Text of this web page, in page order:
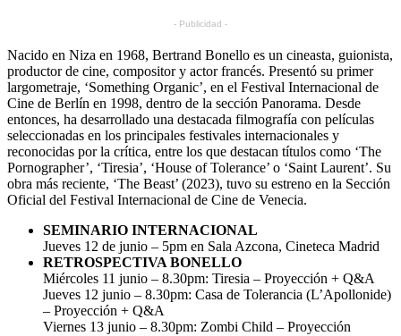
- Publicidad -
Nacido en Niza en 1968, Bertrand Bonello es un cineasta, guionista,
productor de cine, compositor y actor francés. Presentó su primer
largometraje, ‘Something Organic’, en el Festival Internacional de
Cine de Berlín en 1998, dentro de la sección Panorama. Desde
entonces, ha desarrollado una destacada filmografía con películas
seleccionadas en los principales festivales internacionales y
reconocidas por la crítica, entre los que destacan títulos como ‘The
Pornographer’, ‘Tiresia’, ‘House of Tolerance’ o ‘Saint Laurent’. Su
obra más reciente, ‘The Beast’ (2023), tuvo su estreno en la Sección
Oficial del Festival Internacional de Cine de Venecia.
SEMINARIO INTERNACIONAL
Jueves 12 de junio – 5pm en Sala Azcona, Cineteca Madrid
RETROSPECTIVA BONELLO
Miércoles 11 junio – 8.30pm: Tiresia – Proyección + Q&A
Jueves 12 junio – 8.30pm: Casa de Tolerancia (L’Apollonide)
– Proyección + Q&A
Viernes 13 junio – 8.30pm: Zombi Child – Proyección